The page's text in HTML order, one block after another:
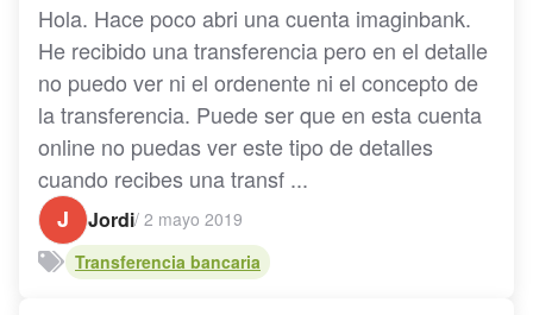
Hola. Hace poco abri una cuenta imaginbank.
He recibido una transferencia pero en el detalle
no puedo ver ni el ordenente ni el concepto de
la transferencia. Puede ser que en esta cuenta
online no puedas ver este tipo de detalles
cuando recibes una transf ...
J
Jordi/ 2 mayo 2019
Transferencia bancaria